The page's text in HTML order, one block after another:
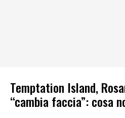
Temptation Island,
“cambia faccia”: cosa